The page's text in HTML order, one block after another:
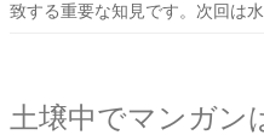
致する重要な知見です。次回は